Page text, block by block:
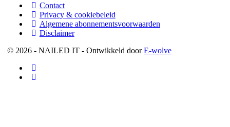
Contact
Privacy & cookiebeleid
Algemene abonnementsvoorwaarden
Disclaimer
© 2026 - NAILED IT - Ontwikkeld doorE-wolve